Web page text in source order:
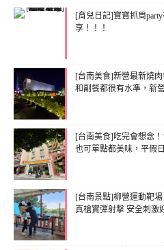
[育兒日記]寶寶抓周
享！！！
[台南美食]新營最新燒
和副餐都很有水準，新
[台南美食]吃完會想念
也可單點都美味，平假
[台南景點]柳營運動靶
真槍實彈射擊 安全刺激